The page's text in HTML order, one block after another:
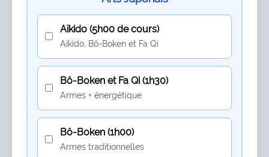
Aïkido (5h00 de cours)
Aïkido, Bô-Boken et Fa Qi
Bô-Boken et Fa Qi (1h30)
Armes + énergétique
Bô-Boken (1h00)
Armes traditionnelles